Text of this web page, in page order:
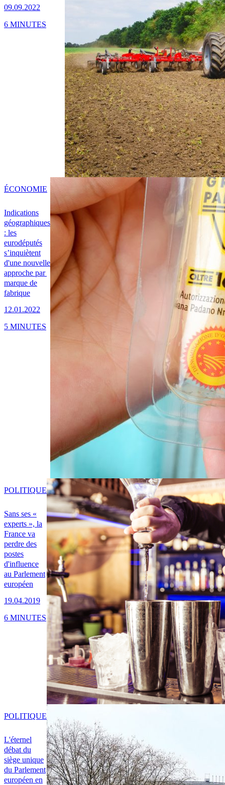
09.09.2022
6 MINUTES
Indications
géographiques
: les
eurodéputés
s’inquiètent
d'une nouvelle
approche par
marque de
fabrique
12.01.2022
ÉCONOMIE
5 MINUTES
Sans ses «
experts », la
France va
perdre des
postes
d'influence
au Parlement
européen
19.04.2019
POLITIQUE
6 MINUTES
L'éternel
débat du
siège unique
du Parlement
européen en
POLITIQUE